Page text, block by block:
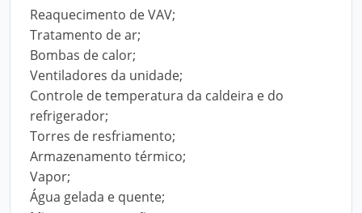
Reaquecimento de VAV;
Tratamento de ar;
Bombas de calor;
Ventiladores da unidade;
Controle de temperatura da caldeira e do
refrigerador;
Torres de resfriamento;
Armazenamento térmico;
Vapor;
Água gelada e quente;